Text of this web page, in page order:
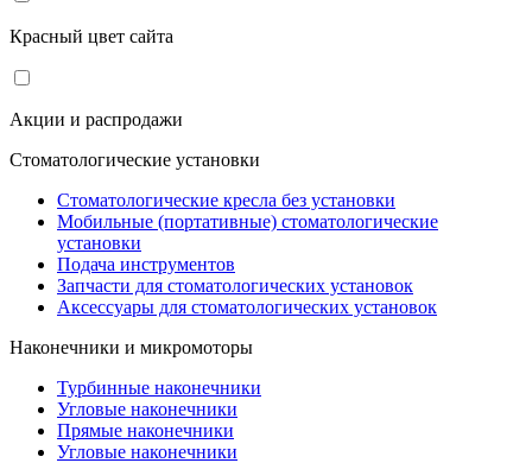
Красный цвет сайта
Акции и распродажи
Стоматологические установки
Стоматологические кресла без установки
Мобильные (портативные) стоматологические
установки
Подача инструментов
Запчасти для стоматологических установок
Аксессуары для стоматологических установок
Наконечники и микромоторы
Турбинные наконечники
Угловые наконечники
Прямые наконечники
Угловые наконечники